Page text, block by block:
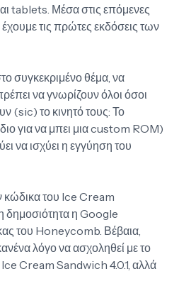
tablets. Μέσα στις επόμενες
τις πρώτες εκδόσεις των
συγκεκριμένο θέμα, να
να γνωρίζουν όλοι όσοι
(sic) το κινητό τους: Το
για να μπει μια custom ROM)
να ισχύει η εγγύηση του
κώδικα του Ice Cream
η Google
του Honeycomb. Βέβαια,
λόγο να ασχοληθεί με το
Cream Sandwich 4.0.1, αλλά